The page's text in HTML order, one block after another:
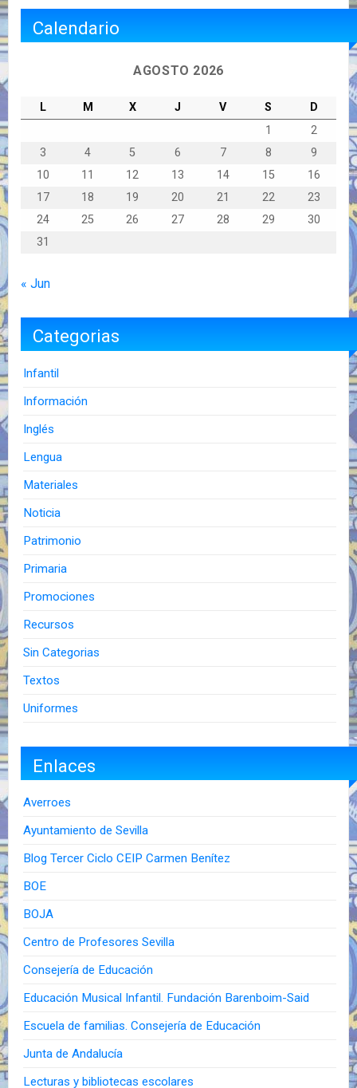
Calendario
AGOSTO 2026
L M X J V S
D
1
2
3
4 5 6 7 8
9
10
11 12 13 14 15
16
17
18 19 20 21 22
23
24
25 26 27 28 29
30
31
« Jun
Categorias
Infantil
Información
Inglés
Lengua
Materiales
Noticia
Patrimonio
Primaria
Promociones
Recursos
Sin Categorias
Textos
Uniformes
Enlaces
Averroes
Ayuntamiento de Sevilla
Blog Tercer Ciclo CEIP Carmen Benítez
BOE
BOJA
Centro de Profesores Sevilla
Consejería de Educación
Educación Musical Infantil. Fundación Barenboim-Said
Escuela de familias. Consejería de Educación
Junta de Andalucía
Lecturas y bibliotecas escolares